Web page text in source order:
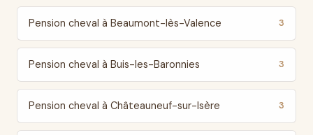
Pension cheval à Beaumont-lès-Valence 3
Pension cheval à Buis-les-Baronnies 3
Pension cheval à Châteauneuf-sur-Isère 3